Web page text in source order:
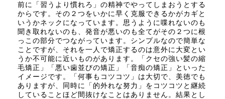
前に「習うより慣れろ」の精神でやってしまおうとする
からです。その２つをいかに早く克服できるかがカギと
いうかネックになっています。思うように喋れないのも
聞き取れないのも、発音が悪いのも全てがその２つに根
っこの部分でつながっています。シンプルなので簡単な
ことですが、それを一人で矯正するのは意外に大変とい
うか不可能に近いものがあります。「クセの強い髪の縮
毛矯正」「悪い歯並びの矯正」「音痴の矯正」といった
イメージです。「何事もコツコツ」は大切で、美徳でも
ありますが、同時に「的外れな努力」をコツコツと継続
していることほど間抜けなことはありません。結果とし